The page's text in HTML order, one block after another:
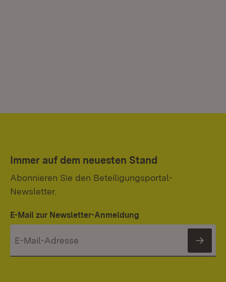
Immer auf dem neuesten Stand
Abonnieren Sie den Beteiligungsportal-
Newsletter.
E-Mail zur Newsletter-Anmeldung